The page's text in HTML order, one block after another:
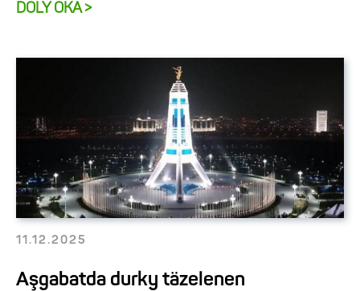
DOLY OKA >
11.12.2025
Aşgabatda durky täzelenen